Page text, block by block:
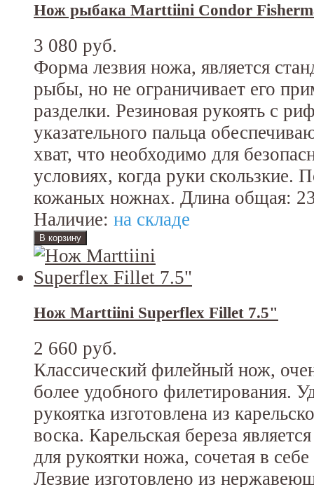
Нож рыбака Marttiini Condor
3 080 руб.
Форма лезвия ножа, является
рыбы, но не ограничивает его
разделки. Резиновая рукоять с
указательного пальца
хват, что необходимо для
условиях, когда руки скользкие.
кожаных ножнах. Длина общая:
Наличие: на складе
Нож Marttiini Superflex Fillet 7.5"
2 660 руб.
Классический филейный нож,
более удобного филетирования.
рукоятка изготовлена из
воска. Карельская береза
для рукоятки ножа, сочетая в
Лезвие изготовлено из